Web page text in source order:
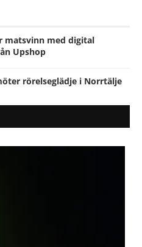
matsvinn med digital
Upshop
rörelseglädje i Norrtälje